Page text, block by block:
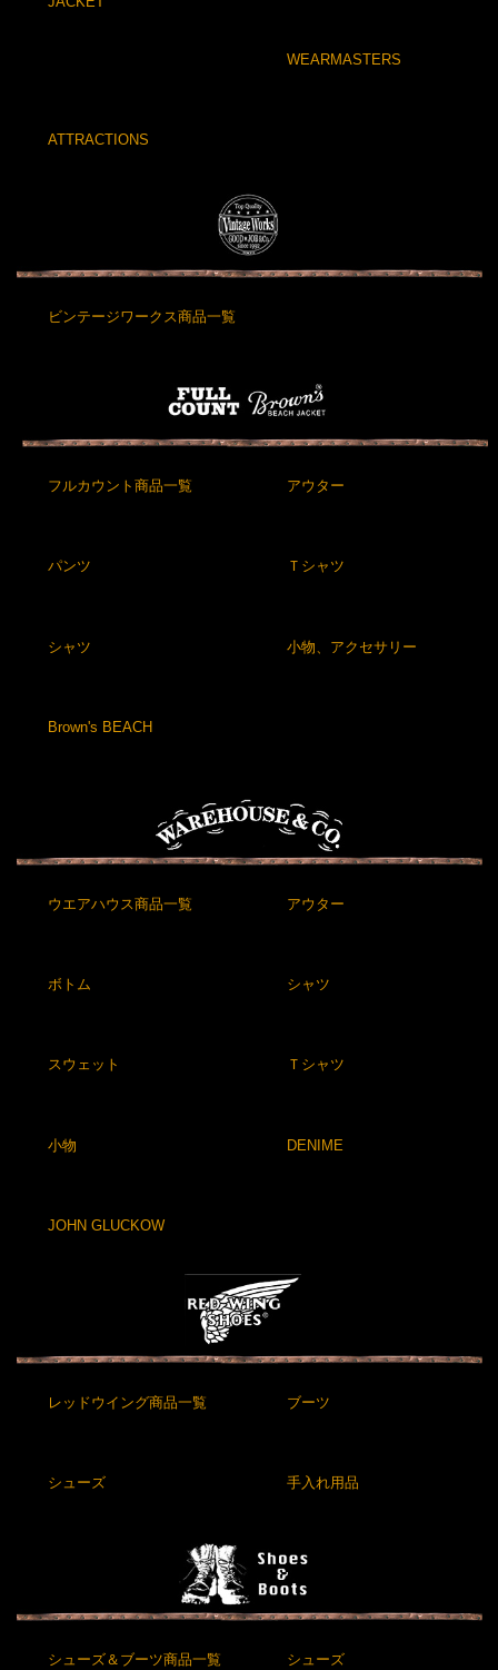
WEARMASTERS
ATTRACTIONS
ビンテージワークス商品一覧
フルカウント商品一覧 アウター
パンツ Ｔシャツ
シャツ 小物、アクセサリー
Brown's BEACH
ウエアハウス商品一覧 アウター
ボトム シャツ
スウェット Ｔシャツ
小物 DENIME
JOHN GLUCKOW
レッドウイング商品一覧 ブーツ
シューズ 手入れ用品
シューズ＆ブーツ商品一覧 シューズ